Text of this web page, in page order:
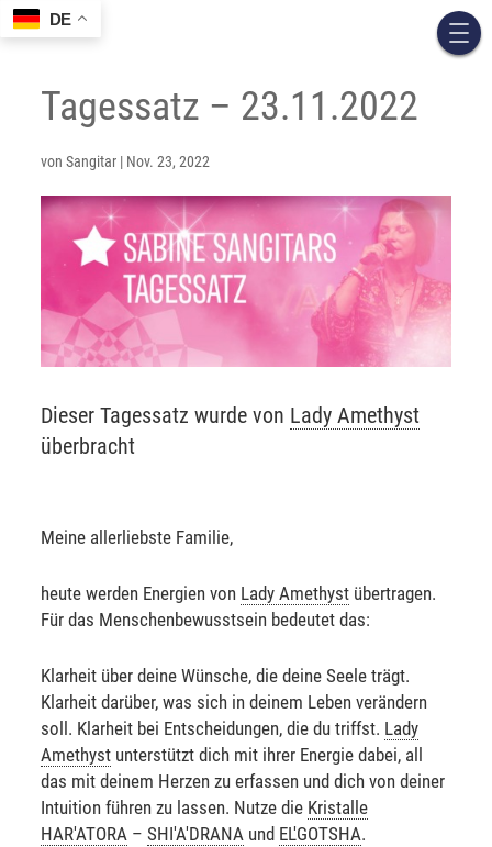
Tagessatz – 23.11.2022
vonSangitar | Nov. 23, 2022
Dieser Tagessatz wurde von Lady Amethyst
überbracht
Meine allerliebste Familie,
heute werden Energien von Lady Amethyst übertragen.
Für das Menschenbewusstsein bedeutet das:
Klarheit über deine Wünsche, die deine Seele trägt.
Klarheit darüber, was sich in deinem Leben verändern
soll. Klarheit bei Entscheidungen, die du triffst. Lady
Amethyst unterstützt dich mit ihrer Energie dabei, all
das mit deinem Herzen zu erfassen und dich von deiner
Intuition führen zu lassen. Nutze die Kristalle
HAR'ATORA –SHI'A'DRANA und EL'GOTSHA.
DE